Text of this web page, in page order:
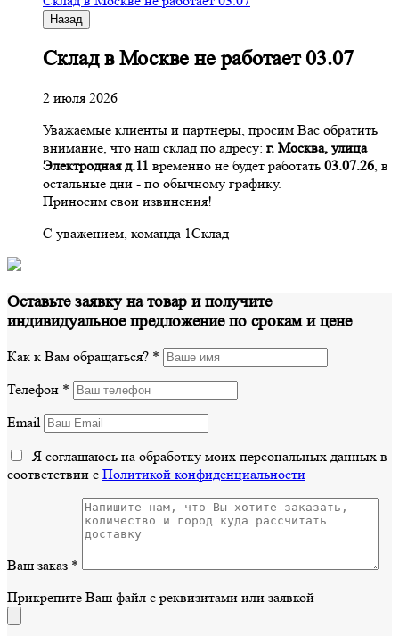
Назад
Склад в Москве не работает 03.07
2 июля 2026
Уважаемые клиенты и партнеры, просим Вас обратить
внимание, что наш склад по адресу: г. Москва, улица
Электродная д.11 временно не будет работать 03.07.26, в
остальные дни - по обычному графику.
Приносим свои извинения!
С уважением, команда 1Склад
Оставьте заявку на товар и получите
индивидуальное предложение по срокам и цене
Как к Вам обращаться? *
Телефон *
Email
Я соглашаюсь на обработку моих персональных данных в
соответствии с Политикой конфиденциальности
Ваш заказ *
Прикрепите Ваш файл с реквизитами или заявкой